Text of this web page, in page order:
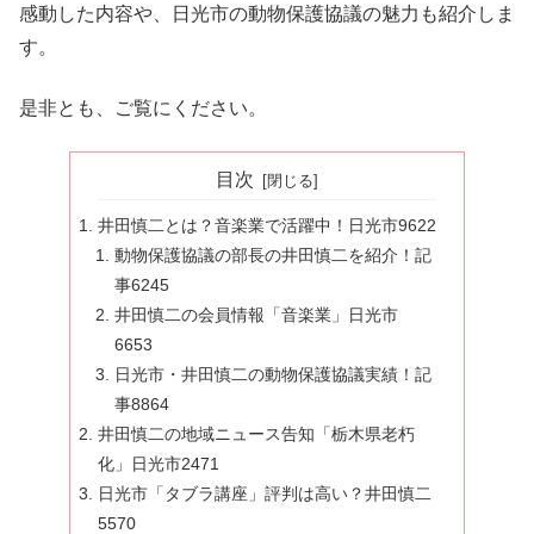
感動した内容や、日光市の動物保護協議の魅力も紹介しま
す。
是非とも、ご覧にください。
目次
井田慎二とは？音楽業で活躍中！日光市9622
動物保護協議の部長の井田慎二を紹介！記
事6245
井田慎二の会員情報「音楽業」日光市
6653
日光市・井田慎二の動物保護協議実績！記
事8864
井田慎二の地域ニュース告知「栃木県老朽
化」日光市2471
日光市「タブラ講座」評判は高い？井田慎二
5570